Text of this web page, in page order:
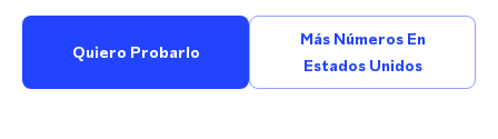
Quiero Probarlo
Más Números En
Estados Unidos